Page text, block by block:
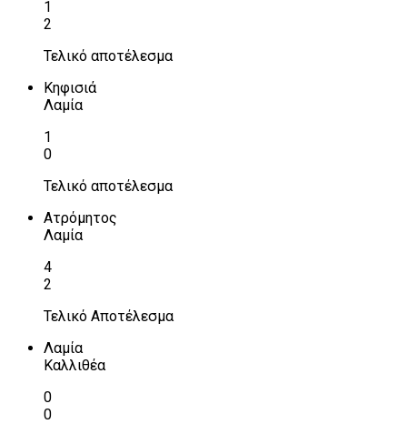
1
2
Τελικό αποτέλεσμα
Κηφισιά
Λαμία
1
0
Τελικό αποτέλεσμα
Ατρόμητος
Λαμία
4
2
Τελικό Αποτέλεσμα
Λαμία
Καλλιθέα
0
0